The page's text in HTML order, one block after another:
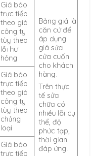
Bảng giá là
căn cứ để
áp dụng
giá sửa
cửa cuốn
cho khách
hàng.
Trên thực
tế sửa
chữa có
nhiều lỗi cụ
thể, độ
phức tạp,
thời gian
đáp ứng.
Giá báo
trực tiếp
theo giá
công ty
tùy theo
lỗi hư
hỏng
Giá báo
trực tiếp
theo giá
công ty
tùy theo
chủng
loại
Giá báo
trực tiếp